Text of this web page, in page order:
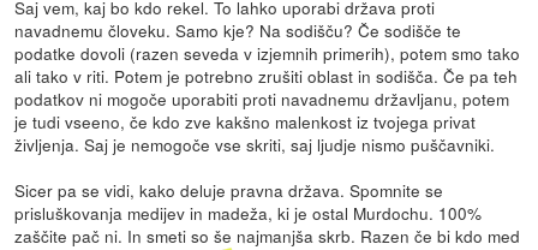
Saj vem, kaj bo kdo rekel. To lahko uporabi država proti
navadnemu človeku. Samo kje? Na sodišču? Če sodišče te
podatke dovoli (razen seveda v izjemnih primerih), potem smo tako
ali tako v riti. Potem je potrebno zrušiti oblast in sodišča. Če pa teh
podatkov ni mogoče uporabiti proti navadnemu državljanu, potem
je tudi vseeno, če kdo zve kakšno malenkost iz tvojega privat
življenja. Saj je nemogoče vse skriti, saj ljudje nismo puščavniki.
Sicer pa se vidi, kako deluje pravna država. Spomnite se
prisluškovanja medijev in madeža, ki je ostal Murdochu. 100%
zaščite pač ni. In smeti so še najmanjša skrb. Razen če bi kdo med